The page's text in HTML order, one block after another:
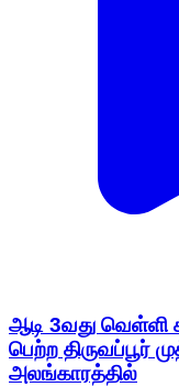
ஆடி 3வது வெள்ளி
பெற்ற திருவப்பூர்
அலங்காரத்தில்